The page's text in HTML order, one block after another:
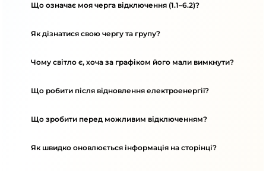
Що означає моя черга відключення (1.1–6.2)?
Як дізнатися свою чергу та групу?
Чому світло є, хоча за графіком його мали вимкнути?
Що робити після відновлення електроенергії?
Що зробити перед можливим відключенням?
Як швидко оновлюється інформація на сторінці?